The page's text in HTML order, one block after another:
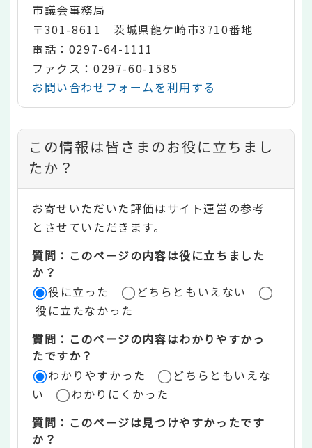
市議会事務局
〒301-8611 茨城県龍ケ崎市3710番地
電話：0297-64-1111
ファクス：0297-60-1585
お問い合わせフォームを利用する
コ
ン
テ
ン
ツ
評
価
リ
ア
この情報は皆さまのお役に立ちまし
たか？
お寄せいただいた評価はサイト運営の参考
とさせていただきます。
質問：このページの内容は役に立ちました
か？
役に立った
どちらともいえない
役に立たなかった
質問：このページの内容はわかりやすかっ
たですか？
わかりやすかった
どちらともいえな
い
わかりにくかった
質問：このページは見つけやすかったです
か？